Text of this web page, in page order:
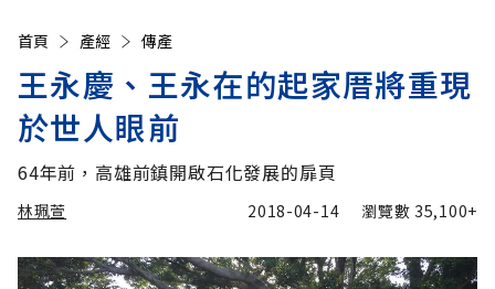
首頁 產經 傳產
王永慶、王永在的起家厝將重現
於世人眼前
64年前，高雄前鎮開啟石化發展的扉頁
林珮萱 2018-04-14 瀏覽數 35,100+